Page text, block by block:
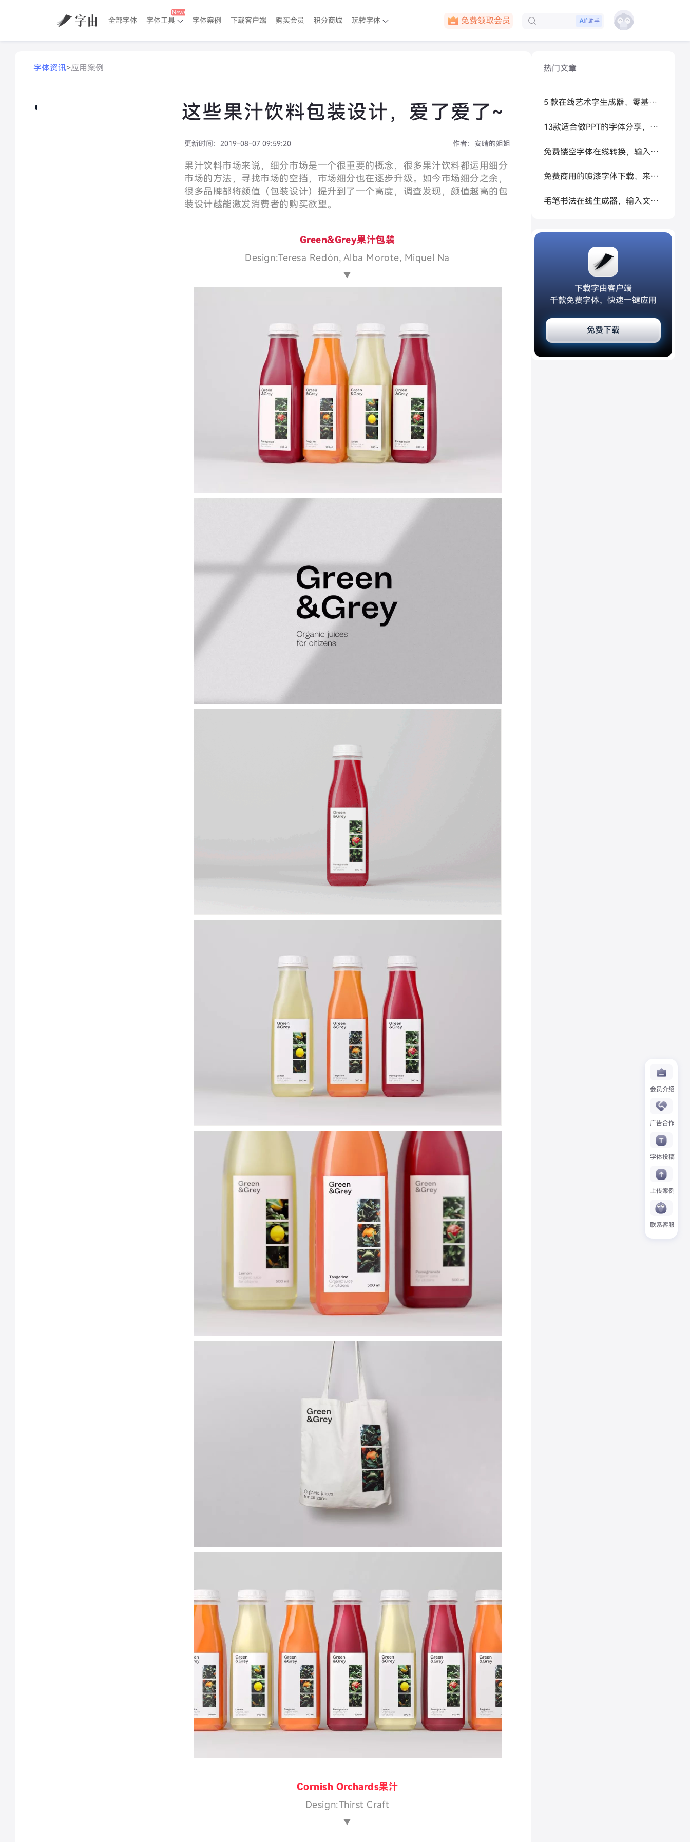
全部字体 字体工具 字体案例 下载客户端 购买会员 积分商城 玩转字体
下载客户端
助手
会员介绍
广告合作
字体投稿
上传案例
联系客服
字体资讯>应用案例
这些果汁饮料包装设计，爱了爱了~
更新时间： 2019-08-07 09:59:20 作者： 安晴的姐姐
果汁饮料市场来说，细分市场是一个很重要的概念，很多果汁饮料都运用细分
市场的方法，寻找市场的空挡，市场细分也在逐步升级。 如今市场细分之余，
很多品牌都将颜值（包装设计）提升到了一个高度，调查发现，颜值越高的包
装设计越能激发消费者的购买欲望。
Green&Grey果汁包装
Design:Teresa Redón, Alba Morote, Miquel Na
▼
Cornish Orchards果汁
Design:Thirst Craft
▼
热门文章
5 款在线艺术字生成器，零基础做高级感标题
13款适合做PPT的字体分享，让你的PPT更好看
免费镂空字体在线转换，输入文字秒生成可复制空心艺术字
免费商用的喷漆字体下载，来试试让 AI 帮你生成
毛笔书法在线生成器，输入文字秒变书法大家
下载字由客户端
千款免费字体，快速一键应用
免费下载